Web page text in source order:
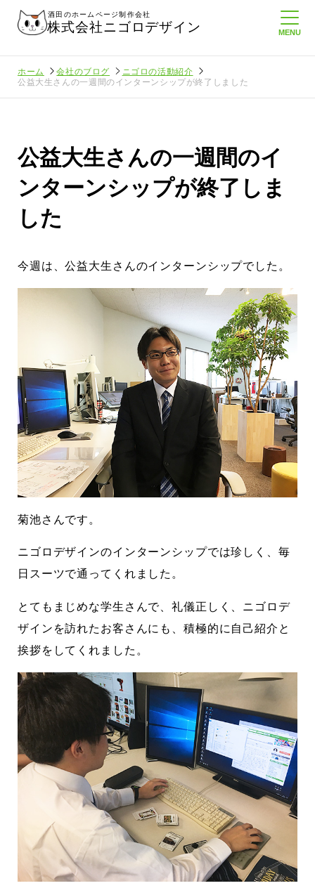
酒田のホームページ制作会社
株式会社ニゴロデザイン
ホーム 会社のブログ
ニゴロの活動紹介
公益大生さんの一週間のインターンシップが終了しました
公益大生さんの一週間のイ
ンターンシップが終了しま
した
今週は、公益大生さんのインターンシップでした。
菊池さんです。
ニゴロデザインのインターンシップでは珍しく、毎
日スーツで通ってくれました。
とてもまじめな学生さんで、礼儀正しく、ニゴロデ
ザインを訪れたお客さんにも、積極的に自己紹介と
挨拶をしてくれました。
周りのがんばる経営者さんに負けない
気持ちでホームページで役に立ちたい
2026.07.30